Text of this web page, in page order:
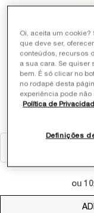
Selecionar Tamanho
ou 10
Oi, aceita um cookie?
que deve ser,
conteúdos, recursos
a sua cara. Se quiser
bem. É só clicar no
no rodapé desta
experiência pode não
Política de
Definições